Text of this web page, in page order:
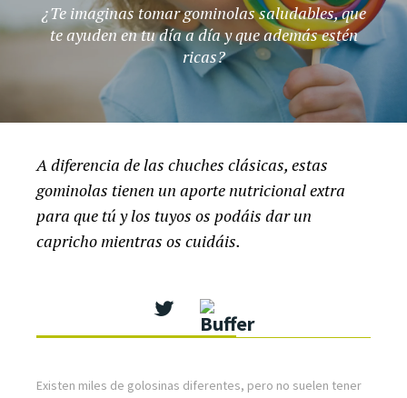
¿Te imaginas tomar gominolas saludables, que
te ayuden en tu día a día y que además estén
ricas?
A diferencia de las chuches clásicas, estas
gominolas tienen un aporte nutricional extra
para que tú y los tuyos os podáis dar un
capricho mientras os cuidáis.
Existen miles de golosinas diferentes, pero no suelen tener